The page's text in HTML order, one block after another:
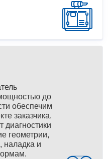
до
обеспечим
заказчика.
геометрии,
наладка и